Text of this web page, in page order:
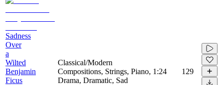
Sadness
Over
a
Wilted
Benjamin
Ficus
Classical/Modern
Compositions, Strings, Piano,
Drama, Dramatic, Sad
1:24 129